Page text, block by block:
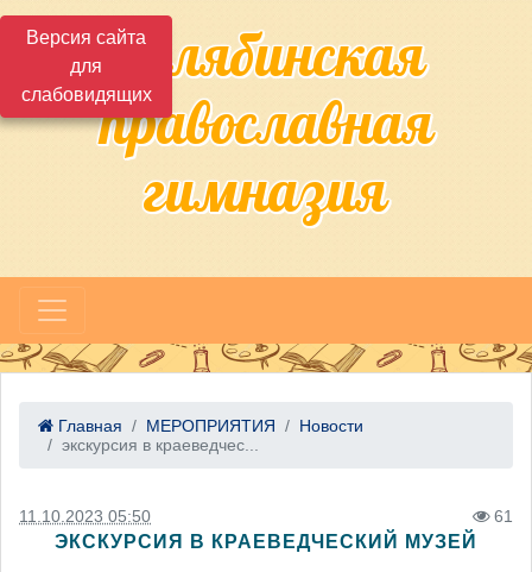
Версия сайта
для
слабовидящихЧелябинская
православная
гимназия
Главная МЕРОПРИЯТИЯ
Новости
экскурсия в краеведчес...
11.10.2023 05:50 61
ЭКСКУРСИЯ В КРАЕВЕДЧЕСКИЙ МУЗЕЙ